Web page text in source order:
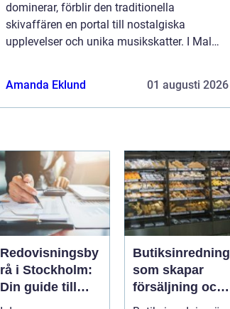
dominerar, förblir den traditionella
skivaffären en portal till nostalgiska
upplevelser och unika musikskatter. I Malmö
Amanda Eklund 01 augusti 2026
Redovisningsby
rå i Stockholm:
Din guide till
effektiv
Butiksinredning
som skapar
försäljning och
trivsel